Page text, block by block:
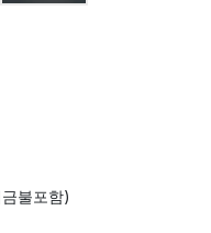
불포함)